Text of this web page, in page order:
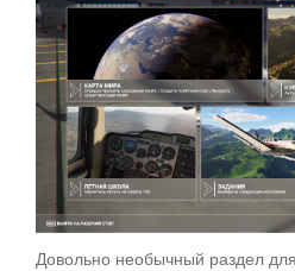
Довольно необычный раздел